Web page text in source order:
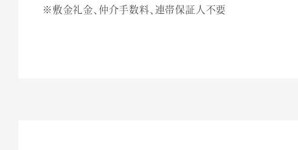
※敷金礼金、仲介手数料、連帯保証人不要